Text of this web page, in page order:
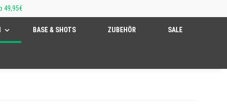
49,95€
BASE & SHOTS ZUBEHÖR SALE